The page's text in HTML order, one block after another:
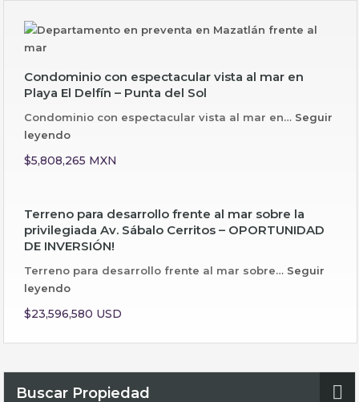
Condominio con espectacular vista al mar en
Playa El Delfín – Punta del Sol
Condominio con espectacular vista al mar en… Seguir
leyendo
$5,808,265 MXN
Terreno para desarrollo frente al mar sobre la
privilegiada Av. Sábalo Cerritos – OPORTUNIDAD
DE INVERSIÓN!
Terreno para desarrollo frente al mar sobre… Seguir
leyendo
$23,596,580 USD
Buscar Propiedad